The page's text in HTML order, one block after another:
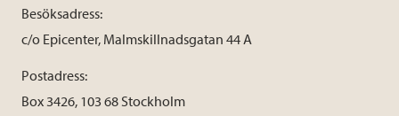
Besöksadress:
c/o Epicenter, Malmskillnadsgatan 44 A
Postadress:
Box 3426, 103 68 Stockholm